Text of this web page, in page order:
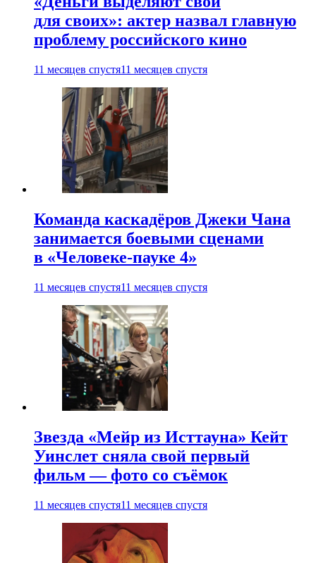
для своих»: актер назвал главную
проблему российского кино
11 месяцев спустя11 месяцев спустя
Команда каскадёров Джеки Чана
занимается боевыми сценами
в «Человеке-пауке 4»
11 месяцев спустя11 месяцев спустя
Звезда «Мейр из Исттауна» Кейт
Уинслет сняла свой первый
фильм — фото со съёмок
11 месяцев спустя11 месяцев спустя